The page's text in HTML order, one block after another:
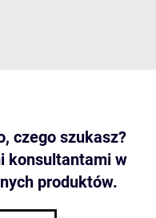
czego szukasz?
konsultantami w
produktów.